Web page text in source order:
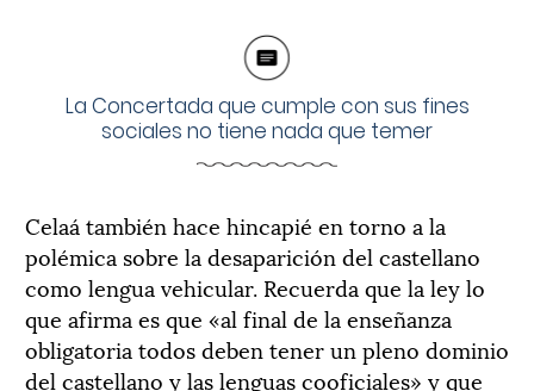
La Concertada que cumple con sus fines
sociales no tiene nada que temer
Celaá también hace hincapié en torno a la
polémica sobre la desaparición del castellano
como lengua vehicular. Recuerda que la ley lo
que afirma es que «al final de la enseñanza
obligatoria todos deben tener un pleno dominio
del castellano y las lenguas cooficiales» y que